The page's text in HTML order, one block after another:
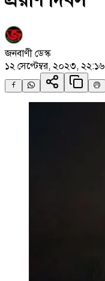
জনবাণী ডেস্ক
১২ সেপ্টেম্বর, ২০২৩, ২২:১৬